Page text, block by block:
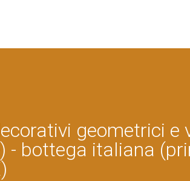
geometrici e
- bottega italiana